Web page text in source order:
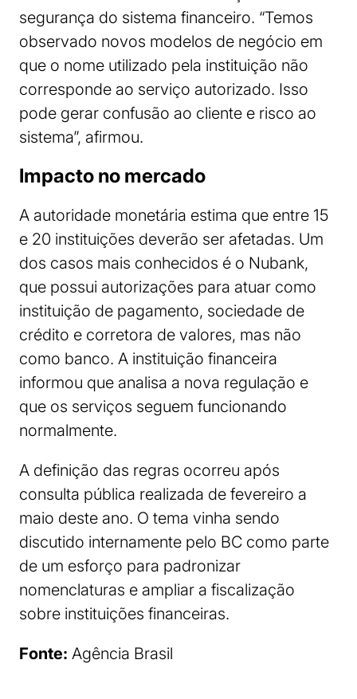
segurança do sistema financeiro. “Temos
observado novos modelos de negócio em
que o nome utilizado pela instituição não
corresponde ao serviço autorizado. Isso
pode gerar confusão ao cliente e risco ao
sistema”, afirmou.
Impacto no mercado
A autoridade monetária estima que entre 15
e 20 instituições deverão ser afetadas. Um
dos casos mais conhecidos é o Nubank,
que possui autorizações para atuar como
instituição de pagamento, sociedade de
crédito e corretora de valores, mas não
como banco. A instituição financeira
informou que analisa a nova regulação e
que os serviços seguem funcionando
normalmente.
A definição das regras ocorreu após
consulta pública realizada de fevereiro a
maio deste ano. O tema vinha sendo
discutido internamente pelo BC como parte
de um esforço para padronizar
nomenclaturas e ampliar a fiscalização
sobre instituições financeiras.
Fonte: Agência Brasil